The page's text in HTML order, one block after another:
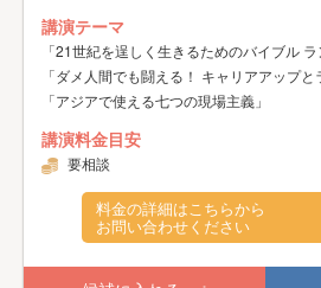
講演テーマ
「21世紀を逞しく生きるためのバイブル ラ
「ダメ人間でも闘える！ キャリアアップと
「アジアで使える七つの現場主義」
講演料金目安
要相談
料金の詳細はこちらから
お問い合わせください